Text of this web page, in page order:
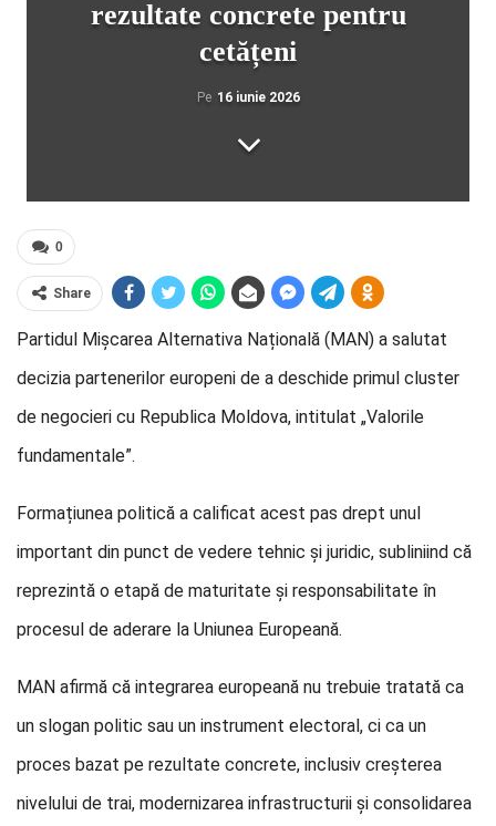
rezultate concrete pentru
cetățeni
Pe 16 iunie 2026
0
Share
Partidul Mișcarea Alternativa Națională (MAN) a salutat
decizia partenerilor europeni de a deschide primul cluster
de negocieri cu Republica Moldova, intitulat „Valorile
fundamentale”.
Formațiunea politică a calificat acest pas drept unul
important din punct de vedere tehnic și juridic, subliniind că
reprezintă o etapă de maturitate și responsabilitate în
procesul de aderare la Uniunea Europeană.
MAN afirmă că integrarea europeană nu trebuie tratată ca
un slogan politic sau un instrument electoral, ci ca un
proces bazat pe rezultate concrete, inclusiv creșterea
nivelului de trai, modernizarea infrastructurii și consolidarea